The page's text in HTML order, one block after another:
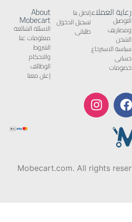
رعاية العملاء
التوصيل
ومصاريف
الشحن
سياسة الاسترجاع
حسابى
خصومات
إتصل بنا
تسجيل الدخول
طلباتى
About
Mobecart
الاسئلة الشائعة
معلومات عنا
الشروط
والاحكام
الوظائف
إعلن معنا